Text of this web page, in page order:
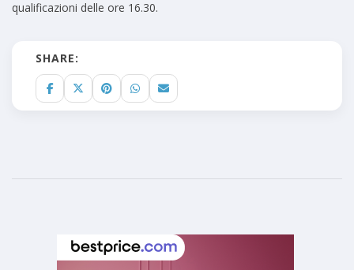
qualificazioni delle ore 16.30.
SHARE: